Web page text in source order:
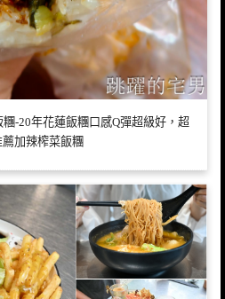
-20年花蓮飯糰口感Q彈超級好，超
加辣榨菜飯糰